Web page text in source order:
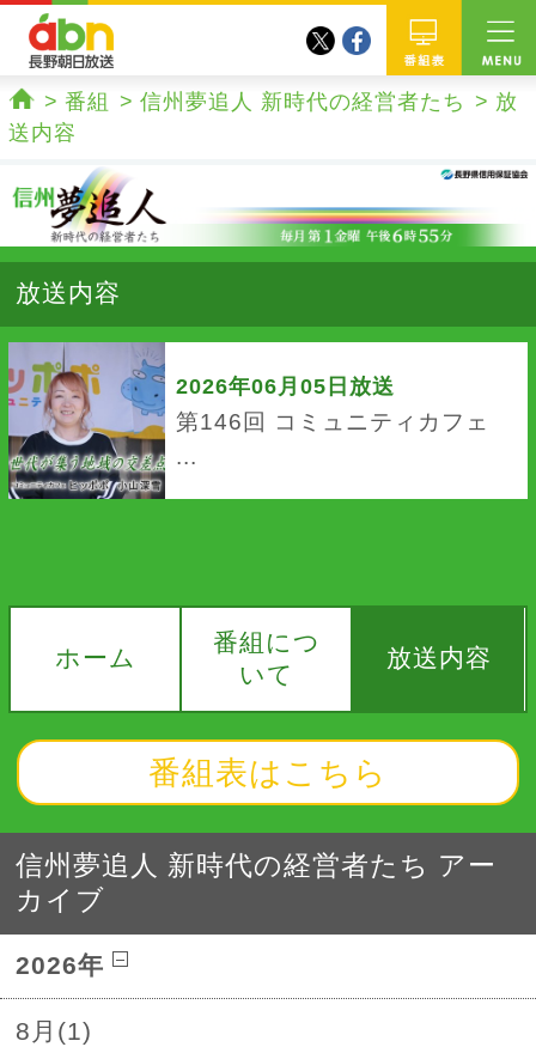
番組
twitterfacebook
ホーム
番組 信州夢追人 新時代の経営者たち
放
送内容
放送内容
2026年06月05日放送
第146回 コミュニティカフェ
...
ホーム
番組につ
いて
放送内容
番組表はこちら
信州夢追人 新時代の経営者たち アー
カイブ
2026年
8月(1)